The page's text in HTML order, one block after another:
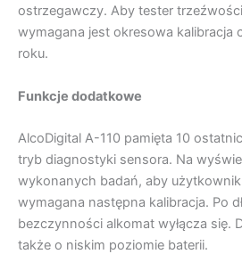
ostrzegawczy. Aby tester trzeźwości
wymagana jest okresowa kalibracja
roku.
Funkcje dodatkowe
AlcoDigital A-110 pamięta 10
tryb diagnostyki sensora. Na
wykonanych badań, aby użytkownik
wymagana następna kalibracja. Po
bezczynności alkomat wyłącza się.
także o niskim poziomie baterii.